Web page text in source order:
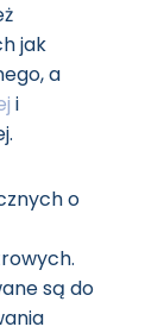
jak
a
i
o
są do